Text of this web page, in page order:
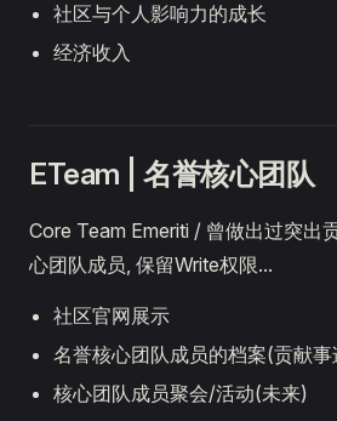
社区与个人影响力的成长
经济收入
ETeam | 名誉核心团队
Core Team Emeriti / 曾做出过突出
心团队成员, 保留Write权限...
社区官网展示
名誉核心团队成员的档案(贡献
核心团队成员聚会/活动(未来)